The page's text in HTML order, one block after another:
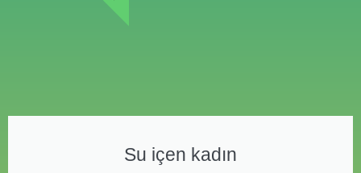
Su içen kadın